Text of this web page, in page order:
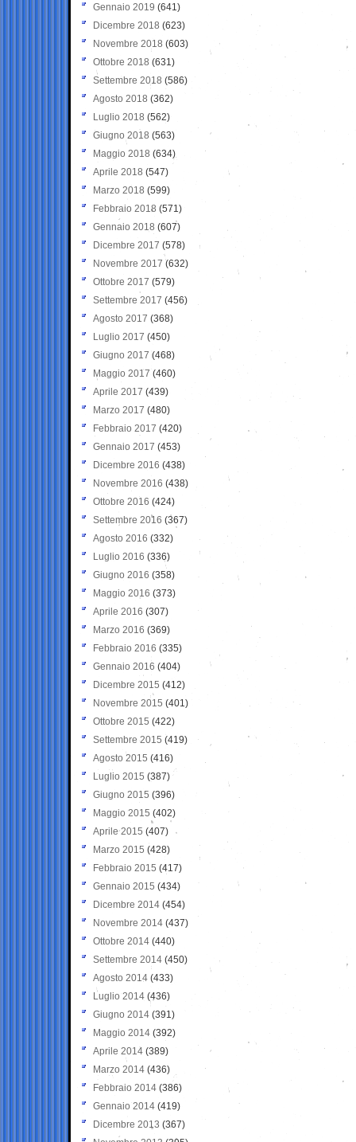
Gennaio 2019 (641)
Dicembre 2018 (623)
Novembre 2018 (603)
Ottobre 2018 (631)
Settembre 2018 (586)
Agosto 2018 (362)
Luglio 2018 (562)
Giugno 2018 (563)
Maggio 2018 (634)
Aprile 2018 (547)
Marzo 2018 (599)
Febbraio 2018 (571)
Gennaio 2018 (607)
Dicembre 2017 (578)
Novembre 2017 (632)
Ottobre 2017 (579)
Settembre 2017 (456)
Agosto 2017 (368)
Luglio 2017 (450)
Giugno 2017 (468)
Maggio 2017 (460)
Aprile 2017 (439)
Marzo 2017 (480)
Febbraio 2017 (420)
Gennaio 2017 (453)
Dicembre 2016 (438)
Novembre 2016 (438)
Ottobre 2016 (424)
Settembre 2016 (367)
Agosto 2016 (332)
Luglio 2016 (336)
Giugno 2016 (358)
Maggio 2016 (373)
Aprile 2016 (307)
Marzo 2016 (369)
Febbraio 2016 (335)
Gennaio 2016 (404)
Dicembre 2015 (412)
Novembre 2015 (401)
Ottobre 2015 (422)
Settembre 2015 (419)
Agosto 2015 (416)
Luglio 2015 (387)
Giugno 2015 (396)
Maggio 2015 (402)
Aprile 2015 (407)
Marzo 2015 (428)
Febbraio 2015 (417)
Gennaio 2015 (434)
Dicembre 2014 (454)
Novembre 2014 (437)
Ottobre 2014 (440)
Settembre 2014 (450)
Agosto 2014 (433)
Luglio 2014 (436)
Giugno 2014 (391)
Maggio 2014 (392)
Aprile 2014 (389)
Marzo 2014 (436)
Febbraio 2014 (386)
Gennaio 2014 (419)
Dicembre 2013 (367)